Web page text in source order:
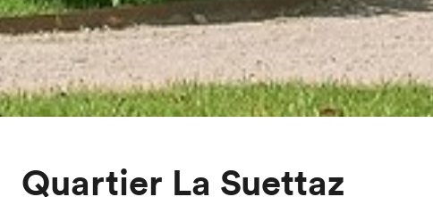
Quartier La Suettaz